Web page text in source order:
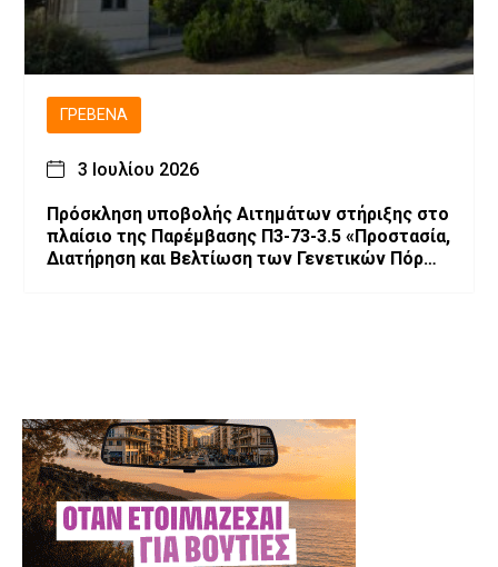
ΓΡΕΒΕΝΆ
3 Ιουλίου 2026
Πρόσκληση υποβολής Αιτημάτων στήριξης στο
πλαίσιο της Παρέμβασης Π3-73-3.5 «Προστασία,
Διατήρηση και Βελτίωση των Γενετικών Πόρων